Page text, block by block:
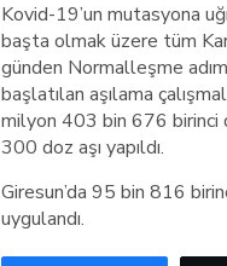
Kovid-19’un mutasyona
başta olmak üzere tüm
günden Normalleşme
başlatılan aşılama
milyon 403 bin 676
300 doz aşı yapıldı.
Giresun’da 95 bin 816
uygulandı.